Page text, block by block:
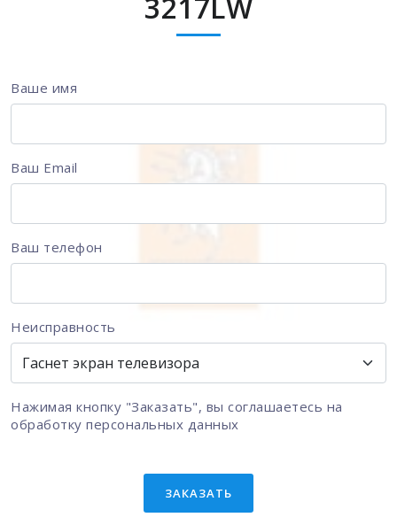
3217LW
Ваше имя
Ваш Email
Ваш телефон
Неисправность
Нажимая кнопку "Заказать", вы соглашаетесь на
обработку персональных данных
ЗАКАЗАТЬ